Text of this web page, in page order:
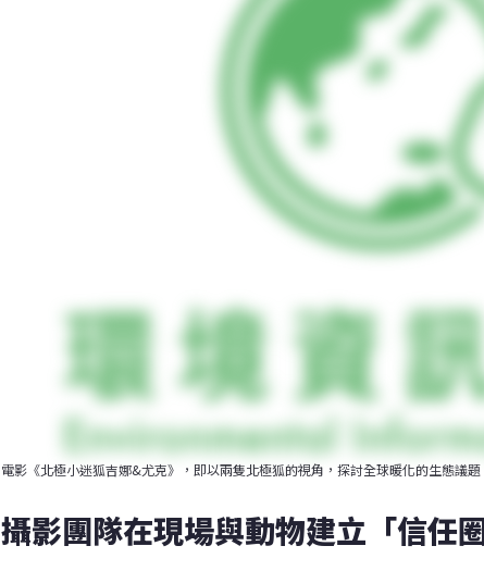
電影《北極小迷狐吉娜&尤克》，即以兩隻北極狐的視角，探討全球暖化的生態議
攝影團隊在現場與動物建立「信任